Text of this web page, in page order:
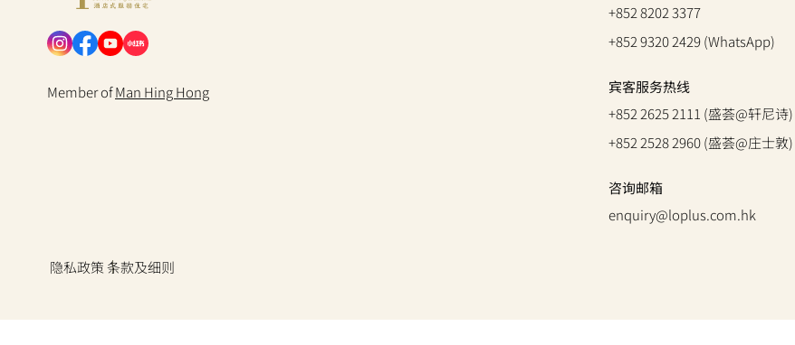
Loplus
Member ofMan Hing Hong
+852 8202 3377
+852 9320 2429 (WhatsApp)
宾客服务热线
+852 2625 2111 (盛荟@轩尼诗)
+852 2528 2960 (盛荟@庄士敦)
咨询邮箱
enquiry@loplus.com.hk
隐私政策条款及细则